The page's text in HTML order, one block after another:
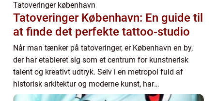
Tatoveringer københavn
Tatoveringer København: En guide til
at finde det perfekte tattoo-studio
Når man tænker på tatoveringer, er København en by,
der har etableret sig som et centrum for kunstnerisk
talent og kreativt udtryk. Selv i en metropol fuld af
historisk arkitektur og moderne kunst, har
tatoveringsscenen en s&...